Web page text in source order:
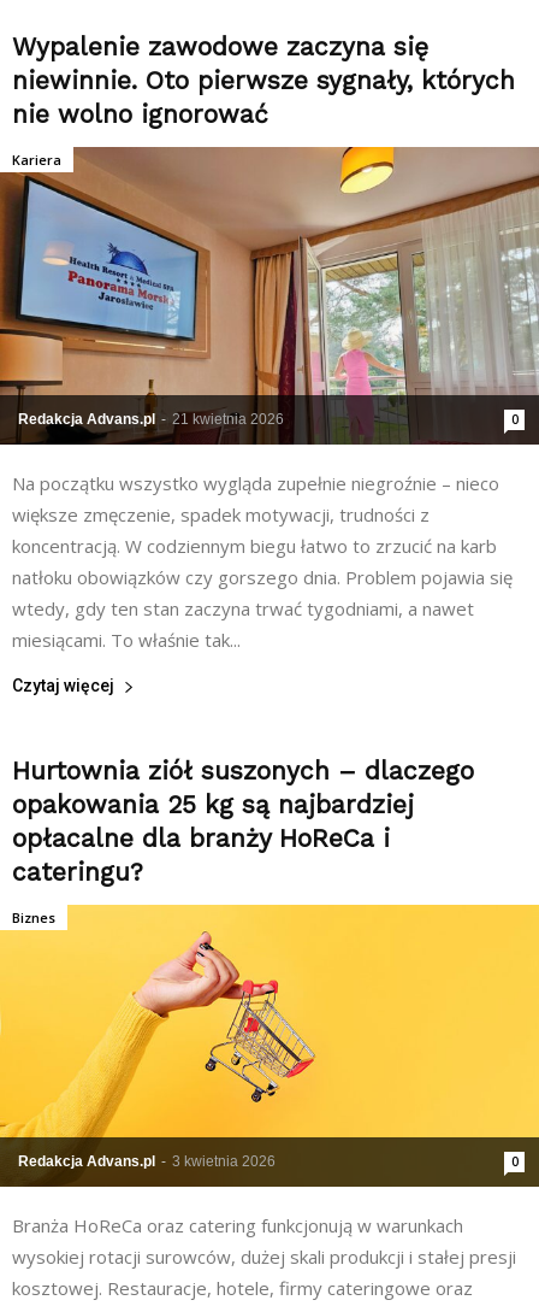
Wypalenie zawodowe zaczyna się
niewinnie. Oto pierwsze sygnały, których
nie wolno ignorować
Redakcja Advans.pl - 21 kwietnia 2026 0
Kariera
Na początku wszystko wygląda zupełnie niegroźnie – nieco
większe zmęczenie, spadek motywacji, trudności z
koncentracją. W codziennym biegu łatwo to zrzucić na karb
natłoku obowiązków czy gorszego dnia. Problem pojawia się
wtedy, gdy ten stan zaczyna trwać tygodniami, a nawet
miesiącami. To właśnie tak...
Czytaj więcej
Hurtownia ziół suszonych – dlaczego
opakowania 25 kg są najbardziej
opłacalne dla branży HoReCa i
cateringu?
Redakcja Advans.pl - 3 kwietnia 2026 0
Biznes
Branża HoReCa oraz catering funkcjonują w warunkach
wysokiej rotacji surowców, dużej skali produkcji i stałej presji
kosztowej. Restauracje, hotele, firmy cateringowe oraz